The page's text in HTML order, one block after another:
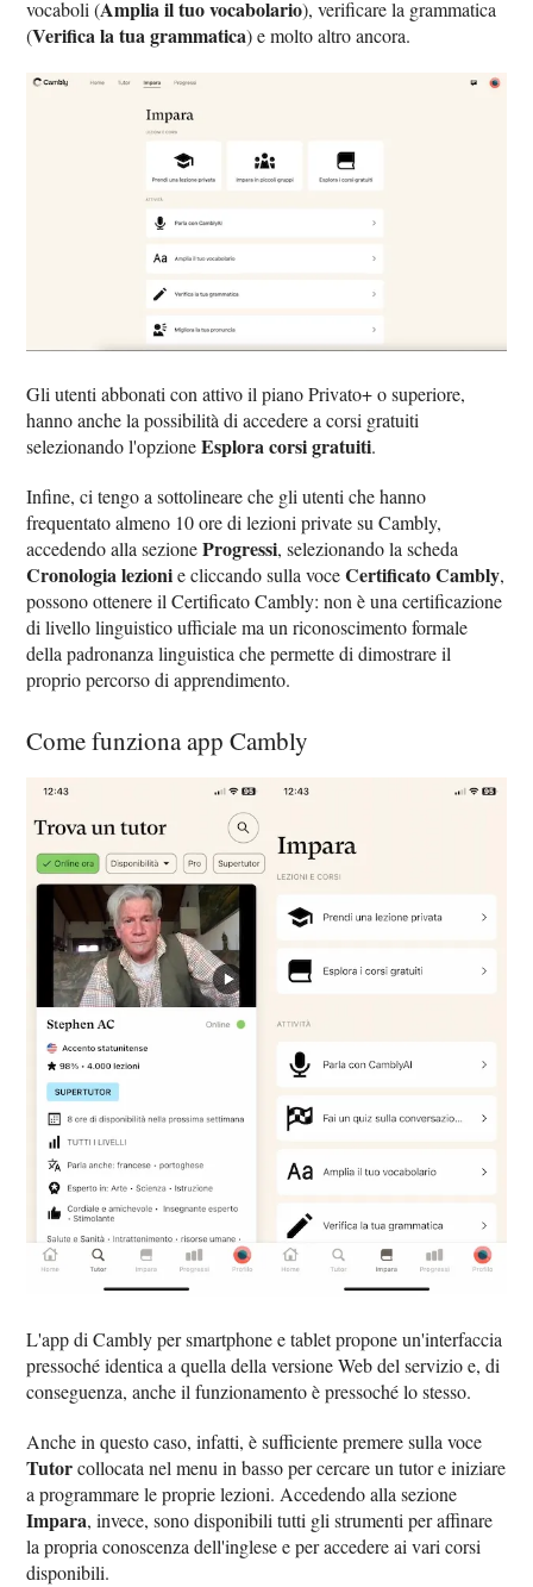
vocaboli (Amplia il tuo vocabolario), verificare la grammatica
(Verifica la tua grammatica) e molto altro ancora.
Gli utenti abbonati con attivo il piano Privato+ o superiore,
hanno anche la possibilità di accedere a corsi gratuiti
selezionando l'opzioneEsplora corsi gratuiti.
Infine, ci tengo a sottolineare che gli utenti che hanno
frequentato almeno 10 ore di lezioni private su Cambly,
accedendo alla sezioneProgressi, selezionando la scheda
Cronologia lezionie cliccando sulla voceCertificato Cambly,
possono ottenere il Certificato Cambly: non è una certificazione
di livello linguistico ufficiale ma un riconoscimento formale
della padronanza linguistica che permette di dimostrare il
proprio percorso di apprendimento.
Come funziona app Cambly
L'app di Cambly per smartphone e tablet propone un'interfaccia
pressoché identica a quella della versione Web del servizio e, di
conseguenza, anche il funzionamento è pressoché lo stesso.
Anche in questo caso, infatti, è sufficiente premere sulla voce
Tutorcollocata nel menu in basso per cercare un tutor e iniziare
a programmare le proprie lezioni. Accedendo alla sezione
Impara, invece, sono disponibili tutti gli strumenti per affinare
la propria conoscenza dell'inglese e per accedere ai vari corsi
disponibili.